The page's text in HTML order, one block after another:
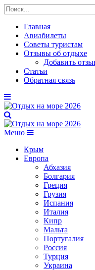
Главная
Авиабилеты
Советы туристам
Отзывы об отдыхе
Добавить
Статьи
Обратная связь
Меню
Крым
Европа
Абхазия
Болгария
Греция
Грузия
Испания
Италия
Кипр
Мальта
Португалия
Россия
Турция
Украина